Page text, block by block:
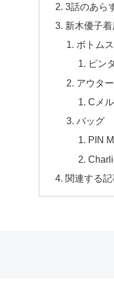
3話のあら
新木優子
ボトムス
ピン
アウター
Cメ
バッグ
PIN
関連する記